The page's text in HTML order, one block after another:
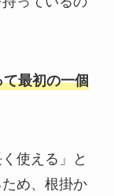
最初の一個
使える」と
め、根掛か